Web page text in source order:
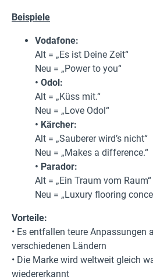
Beispiele
Vodafone:
Alt = „Es ist Deine Zeit“
Neu = „Power to you“
• Odol:
Alt = „Küss mit.“
Neu = „Love Odol“
• Kärcher:
Alt = „Sauberer wird’s nicht“
Neu = „Makes a difference.“
• Parador:
Alt = „Ein Traum vom Raum“
Neu = „Luxury flooring
Vorteile:
• Es entfallen teure Anpassungen
verschiedenen Ländern
• Die Marke wird weltweit gleich
wiedererkannt